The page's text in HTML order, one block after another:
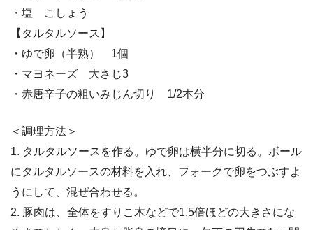
・塩 こしょう
【タルタルソース】
・ゆで卵（半熟） 1個
・マヨネーズ 大さじ3
・赤唐辛子の粗いみじん切り 1/2本分
＜調理方法＞
1. タルタルソースを作る。ゆで卵は横半分に切る。ボール
にタルタルソースの材料を入れ、フォークで卵をつぶすよ
うにして、混ぜ合わせる。
2. 豚肉は、全体をすりこ木などで1.5倍ほどの大きさにな